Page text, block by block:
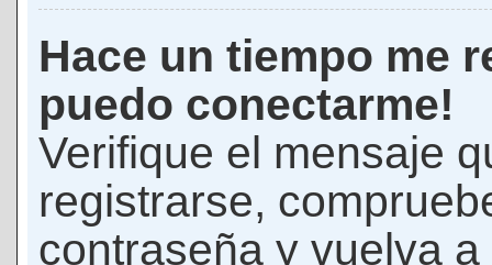
Hace un tiempo me
puedo conectarme!
Verifique el mensaje
registrarse,
contraseña y vuelva